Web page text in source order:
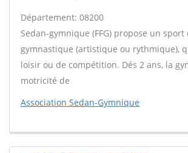
Département: 08200
Sedan-gymnique (FFG) propose un
gymnastique (artistique ou rythmique),
loisir ou de compétition. Dés 2 ans, la
motricité de
Association Sedan-Gymnique